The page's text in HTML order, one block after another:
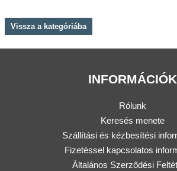
Vissza a kategóriába
INFORMÁCIÓK
Rólunk
Keresés menete
Szállítási és kézbesítési
Fizetéssel kapcsolatos
Általános Szerződési